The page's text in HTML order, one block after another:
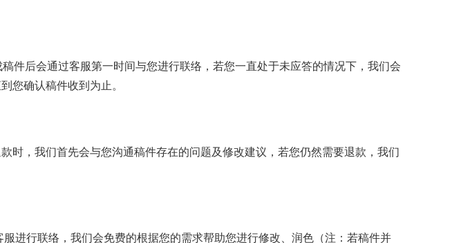
件后会通过客服第一时间与您进行联络，若您一直处于未应答的情况下，我们会
您确认稿件收到为止。
时，我们首先会与您沟通稿件存在的问题及修改建议，若您仍然需要退款，我们
进行联络，我们会免费的根据您的需求帮助您进行修改、润色（注：若稿件并